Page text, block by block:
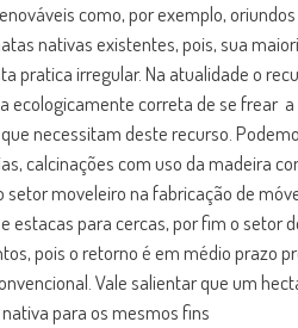
como, por exemplo, oriundos
nativas existentes, pois, sua
pratica irregular. Na atualidade o
correta de se frear
necessitam deste recurso.
calcinações com uso da madeira
moveleiro na fabricação de
para cercas, por fim o setor
pois o retorno é em médio prazo
Vale salientar que um
para os mesmos fins